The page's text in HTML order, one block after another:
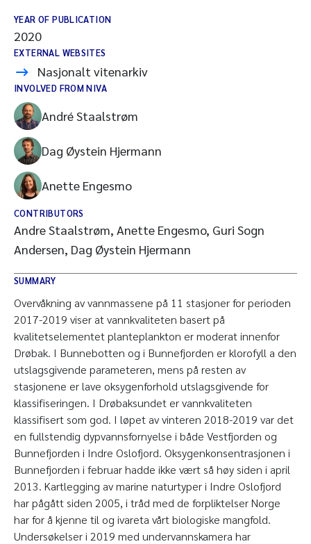
YEAR OF PUBLICATION
2020
EXTERNAL WEBSITES
Nasjonalt vitenarkiv
INVOLVED FROM NIVA
André Staalstrøm
Dag Øystein Hjermann
Anette Engesmo
CONTRIBUTORS
Andre Staalstrøm, Anette Engesmo, Guri Sogn
Andersen, Dag Øystein Hjermann
SUMMARY
Overvåkning av vannmassene på 11 stasjoner for perioden
2017-2019 viser at vannkvaliteten basert på
kvalitetselementet planteplankton er moderat innenfor
Drøbak. I Bunnebotten og i Bunnefjorden er klorofyll a den
utslagsgivende parameteren, mens på resten av
stasjonene er lave oksygenforhold utslagsgivende for
klassifiseringen. I Drøbaksundet er vannkvaliteten
klassifisert som god. I løpet av vinteren 2018-2019 var det
en fullstendig dypvannsfornyelse i både Vestfjorden og
Bunnefjorden i Indre Oslofjord. Oksygenkonsentrasjonen i
Bunnefjorden i februar hadde ikke vært så høy siden i april
2013. Kartlegging av marine naturtyper i Indre Oslofjord
har pågått siden 2005, i tråd med de forpliktelser Norge
har for å kjenne til og ivareta vårt biologiske mangfold.
Undersøkelser i 2019 med undervannskamera har